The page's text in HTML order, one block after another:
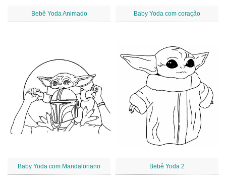
Bebê Yoda Animado Baby Yoda com coração
Baby Yoda com Mandaloriano Bebê Yoda 2